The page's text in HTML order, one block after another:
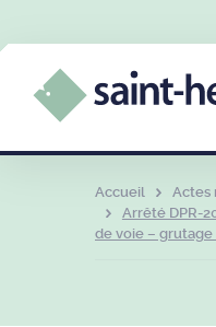
Accueil
Actes
Arrêté DPR-
de voie – grutage